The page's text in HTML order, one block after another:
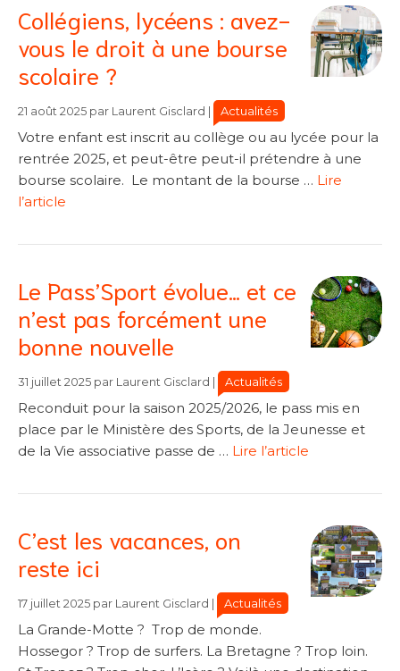
Collégiens, lycéens : avez-
vous le droit à une bourse
scolaire ?
21 août 2025 par Laurent Gisclard Catégories
Catégories
Actualités
Votre enfant est inscrit au collège ou au lycée pour la
rentrée 2025, et peut-être peut-il prétendre à une
bourse scolaire. Le montant de la bourse … Lire
l’article
Le Pass’Sport évolue… et ce
n’est pas forcément une
bonne nouvelle
31 juillet 2025 par Laurent Gisclard Catégories
Catégories
Actualités
Reconduit pour la saison 2025/2026, le pass mis en
place par le Ministère des Sports, de la Jeunesse et
de la Vie associative passe de … Lire l’article
C’est les vacances, on
reste ici
17 juillet 2025 par Laurent Gisclard Catégories
Catégories
Actualités
La Grande-Motte ? Trop de monde.
Hossegor ? Trop de surfers. La Bretagne ? Trop loin.